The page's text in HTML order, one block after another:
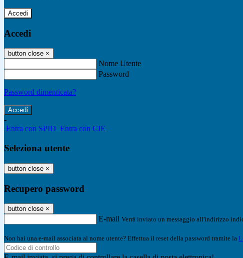
Accedi
Accedi
button close ×
Nome Utente
Password
Password dimenticata?
-
Entra con SPID Entra con CIE
Seleziona utente
button close ×
Recupero password
button close ×
E-mail Verrà inviato un messaggio all'indirizzo
Non hai una e-mail associata al nome utente? Effettua il reset della password tramite la